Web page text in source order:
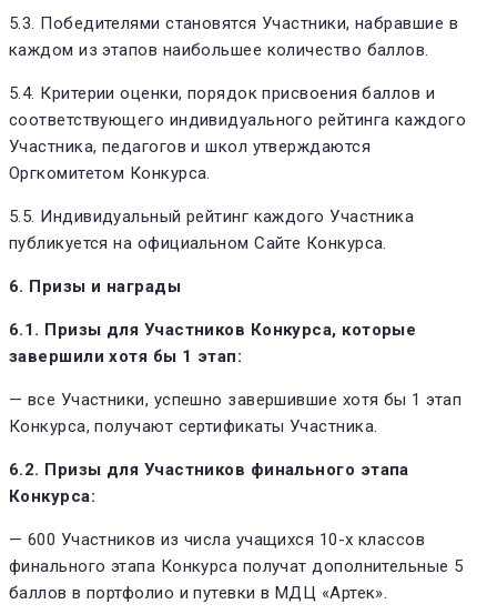
5.3. Победителями становятся Участники, набравшие в
каждом из этапов наибольшее количество баллов.
5.4. Критерии оценки, порядок присвоения баллов и
соответствующего индивидуального рейтинга каждого
Участника, педагогов и школ утверждаются
Оргкомитетом Конкурса.
5.5. Индивидуальный рейтинг каждого Участника
публикуется на официальном Сайте Конкурса.
6. Призы и награды
6.1. Призы для Участников Конкурса, которые
завершили хотя бы 1 этап:
— все Участники, успешно завершившие хотя бы 1 этап
Конкурса, получают сертификаты Участника.
6.2. Призы для Участников финального этапа
Конкурса:
— 600 Участников из числа учащихся 10-х классов
финального этапа Конкурса получат дополнительные 5
баллов в портфолио и путевки в МДЦ «Артек».